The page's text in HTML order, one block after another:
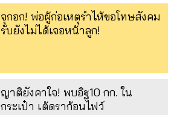
จุกอก! พ่อผู้ก่อเหตุร่ำไห้ขอโทษสังคม
รับยังไม่ได้เจอหน้าลูก!
ญาติยังคาใจ! พบอิฐ10 กก. ใน
กระเป๋า เต้ดราก้อนไฟว์